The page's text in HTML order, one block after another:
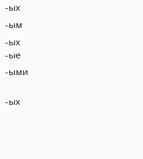
-ых
-ым
-ых
-ые
-ыми
-ых